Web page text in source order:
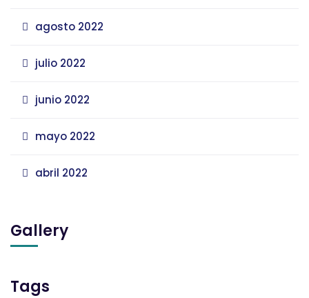
agosto 2022
julio 2022
junio 2022
mayo 2022
abril 2022
Gallery
Tags